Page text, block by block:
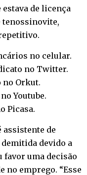
de licença
tenossinovite,
no celular.
no Twitter.
no Orkut.
noYoutube.
Picasa.
assistente de
devido a
favor uma decisão
no emprego. “Esse